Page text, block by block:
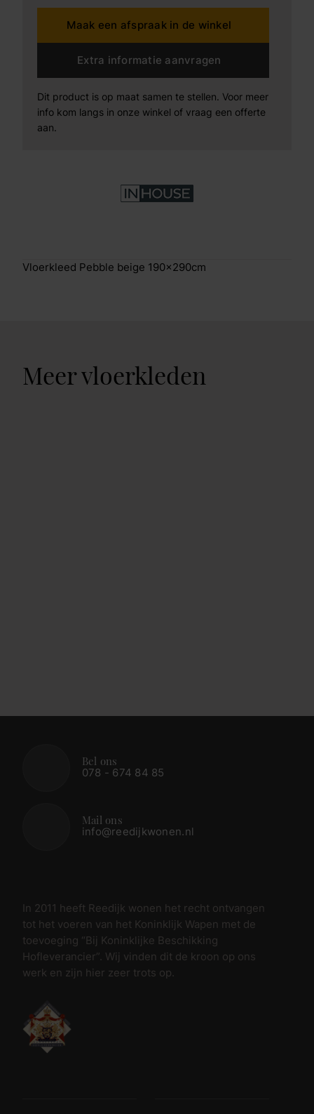
Maak een afspraak in de winkel
Extra informatie aanvragen
Dit product is op maat samen te stellen. Voor meer
info kom langs in onze winkel of vraag een offerte
aan.
Vloerkleed Pebble beige 190x290cm
Meer vloerkleden
Bel ons
078 - 674 84 85
Mail ons
info@reedijkwonen.nl
In 2011 heeft Reedijk wonen het recht ontvangen
tot het voeren van het Koninklijk Wapen met de
toevoeging “Bij Koninklijke Beschikking
Hofleverancier”. Wij vinden dit de kroon op ons
werk en zijn hier zeer trots op.